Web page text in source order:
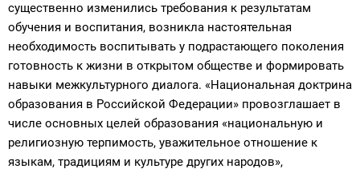
существенно изменились требования к результатам
обучения и воспитания, возникла настоятельная
необходимость воспитывать у подрастающего поколения
готовность к жизни в открытом обществе и формировать
навыки межкультурного диалога. «Национальная доктрина
образования в Российской Федерации» провозглашает в
числе основных целей образования «национальную и
религиозную терпимость, уважительное отношение к
языкам, традициям и культуре других народов»,